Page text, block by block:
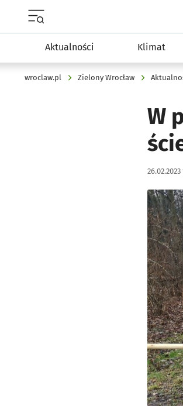
Aktualności Klimat
wroclaw.pl Zielony Wrocław
W
Data
26.02.2023
Kliknij,